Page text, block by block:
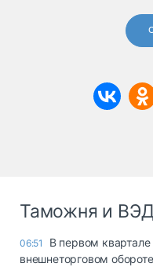
Таможня и
06:51
В первом
внешнеторговом